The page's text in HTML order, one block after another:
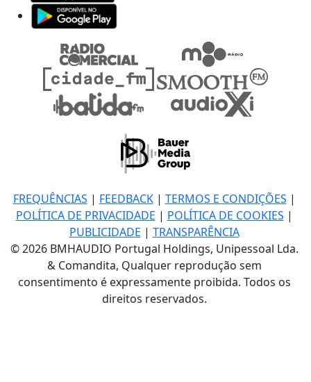
FREQUÊNCIAS | FEEDBACK| TERMOS E CONDIÇÕES |
POLÍTICA DE PRIVACIDADE | POLÍTICA DE COOKIES |
PUBLICIDADE | TRANSPARÊNCIA
© 2026 BMHAUDIO Portugal Holdings, Unipessoal Lda.
& Comandita, Qualquer reprodução sem
consentimento é expressamente proibida. Todos os
direitos reservados.